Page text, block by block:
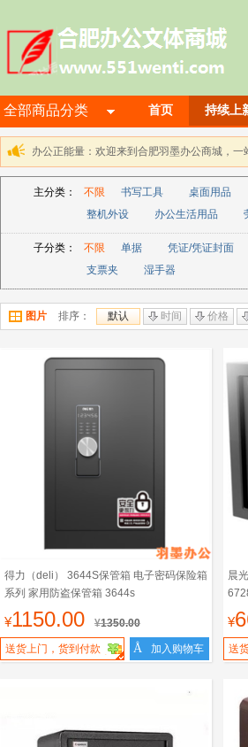
全部商品分类 首页 持续上
办公正能量：欢迎来到合肥羽墨办公商城，
主分类： 不限 书写工具 桌面用品
整机外设
办公生活用品
子分类： 不限 单据 凭证/凭证封面
支票夹
湿手器
图片 排序： 默认 时间 价格
得力（deli） 3644S保管箱 电子密码保险箱
系列 家用防盗保管箱 3644s
¥1150.00 ¥1350.00
送货上门，货到付款 Å 加入购物车
晨
¥
送